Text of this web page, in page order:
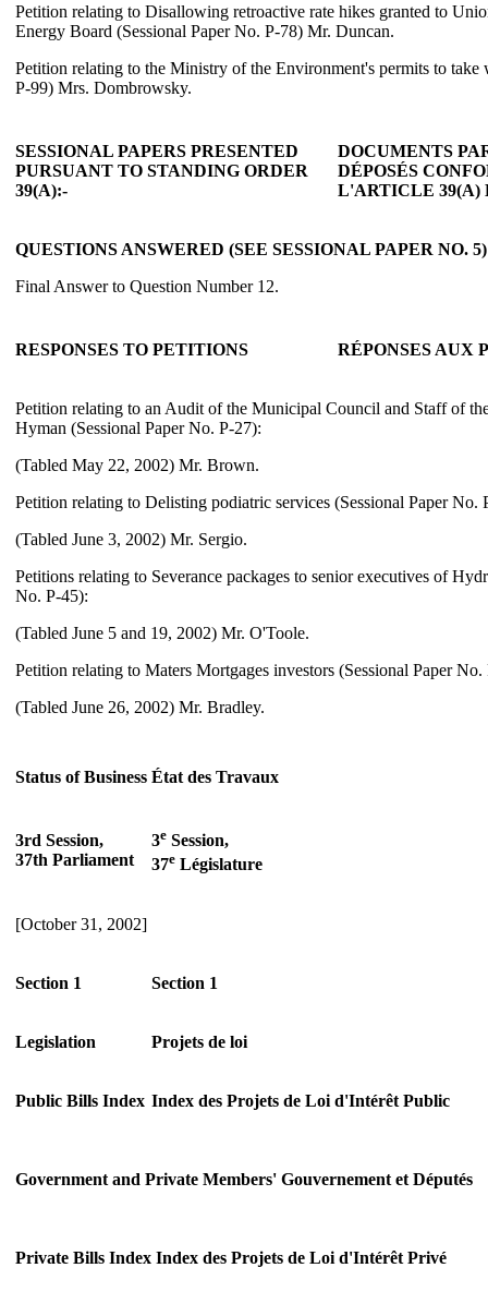
Petition relating to Disallowing retroactive rate hikes granted to
Energy Board (Sessional Paper No. P-78) Mr. Duncan.
Petition relating to the Ministry of the Environment's permits to take
P-99) Mrs. Dombrowsky.
SESSIONAL PAPERS PRESENTED
PURSUANT TO STANDING ORDER
39(A):-
DOCUMENTS
DÉPOSÉS
L'ARTICLE 39(A)
QUESTIONS ANSWERED (SEE SESSIONAL PAPER NO.
Final Answer to Question Number 12.
RESPONSES TO PETITIONS RÉPONSES AUX
Petition relating to an Audit of the Municipal Council and Staff of
Hyman (Sessional Paper No. P-27):
(Tabled May 22, 2002) Mr. Brown.
Petition relating to Delisting podiatric services (Sessional Paper No.
(Tabled June 3, 2002) Mr. Sergio.
Petitions relating to Severance packages to senior executives of
No. P-45):
(Tabled June 5 and 19, 2002) Mr. O'Toole.
Petition relating to Maters Mortgages investors (Sessional Paper No.
(Tabled June 26, 2002) Mr. Bradley.
Status of Business État des Travaux
3rd Session,
37th Parliament
3e Session,
37e Législature
[October 31, 2002]
Section 1 Section 1
Legislation Projets de loi
Public Bills Index Index des Projets de Loi d'Intérêt Public
Government and Private Members' Gouvernement et Députés
Private Bills Index Index des Projets de Loi d'Intérêt Privé